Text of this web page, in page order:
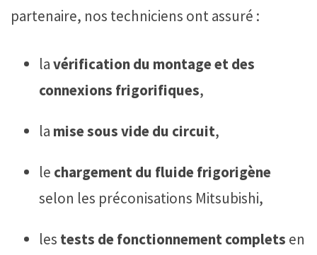
partenaire, nos techniciens ont assuré :
lavérification du montage et des
connexions frigorifiques,
la mise sous vide du circuit,
le chargement du fluide frigorigène
selon les préconisations Mitsubishi,
les tests de fonctionnement complets en